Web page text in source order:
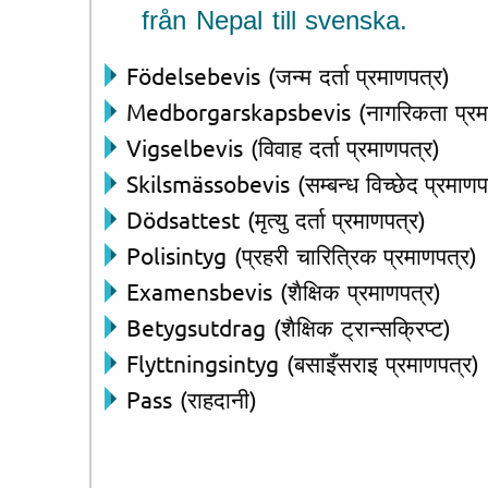
från Nepal till svenska.
Födelsebevis (जन्म दर्ता प्रमाणपत्र)
Medborgarskapsbevis (नागरिकता
Vigselbevis (विवाह दर्ता प्रमाणपत्र)
Skilsmässobevis (सम्बन्ध विच्छेद
Dödsattest (मृत्यु दर्ता प्रमाणपत्र)
Polisintyg (प्रहरी चारित्रिक प्रमाणपत्र)
Examensbevis (शैक्षिक प्रमाणपत्र)
Betygsutdrag (शैक्षिक ट्रान्सक्रिप्ट)
Flyttningsintyg (बसाइँसराइ प्रमाणपत्र)
Pass (राहदानी)